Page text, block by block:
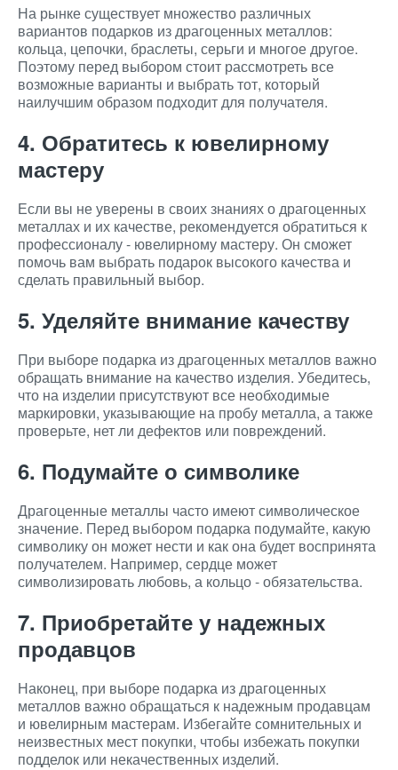
На рынке существует множество различных
вариантов подарков из драгоценных металлов:
кольца, цепочки, браслеты, серьги и многое другое.
Поэтому перед выбором стоит рассмотреть все
возможные варианты и выбрать тот, который
наилучшим образом подходит для получателя.
4. Обратитесь к ювелирному
мастеру
Если вы не уверены в своих знаниях о драгоценных
металлах и их качестве, рекомендуется обратиться к
профессионалу - ювелирному мастеру. Он сможет
помочь вам выбрать подарок высокого качества и
сделать правильный выбор.
5. Уделяйте внимание качеству
При выборе подарка из драгоценных металлов важно
обращать внимание на качество изделия. Убедитесь,
что на изделии присутствуют все необходимые
маркировки, указывающие на пробу металла, а также
проверьте, нет ли дефектов или повреждений.
6. Подумайте о символике
Драгоценные металлы часто имеют символическое
значение. Перед выбором подарка подумайте, какую
символику он может нести и как она будет воспринята
получателем. Например, сердце может
символизировать любовь, а кольцо - обязательства.
7. Приобретайте у надежных
продавцов
Наконец, при выборе подарка из драгоценных
металлов важно обращаться к надежным продавцам
и ювелирным мастерам. Избегайте сомнительных и
неизвестных мест покупки, чтобы избежать покупки
подделок или некачественных изделий.